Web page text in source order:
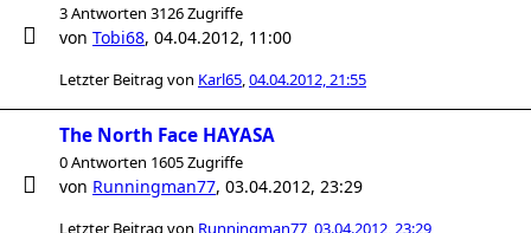
3 Antworten 3126 Zugriffe
von Tobi68, 04.04.2012, 11:00
Letzter Beitrag von Karl65,04.04.2012, 21:55
The North Face HAYASA
0 Antworten 1605 Zugriffe
von Runningman77, 03.04.2012, 23:29
Letzter Beitrag von Runningman77,03.04.2012, 23:29